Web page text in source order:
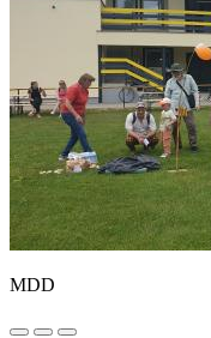
MDD